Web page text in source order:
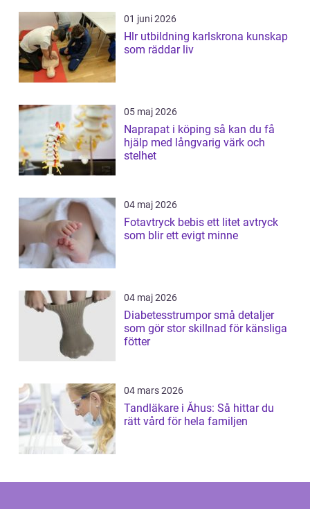
01 juni 2026
Hlr utbildning karlskrona kunskap
som räddar liv
05 maj 2026
Naprapat i köping så kan du få
hjälp med långvarig värk och
stelhet
04 maj 2026
Fotavtryck bebis ett litet avtryck
som blir ett evigt minne
04 maj 2026
Diabetesstrumpor små detaljer
som gör stor skillnad för känsliga
fötter
04 mars 2026
Tandläkare i Åhus: Så hittar du
rätt vård för hela familjen